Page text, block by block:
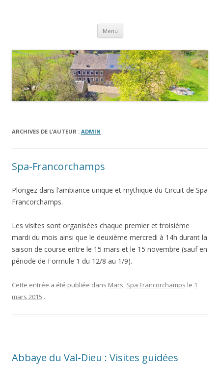
Menu Aller
contenu
ARCHIVES DE L’AUTEUR : ADMIN
Spa-Francorchamps
Plongez dans l’ambiance unique et mythique du Circuit de Spa
Francorchamps.
Les visites sont organisées chaque premier et troisième
mardi du mois ainsi que le deuxième mercredi à 14h durant la
saison de course entre le 15 mars et le 15 novembre (sauf en
période de Formule 1 du 12/8 au 1/9).
Cette entrée a été publiée dans Mars, Spa Francorchamps le 1
mars 2015 .
Abbaye du Val-Dieu : Visites guidées